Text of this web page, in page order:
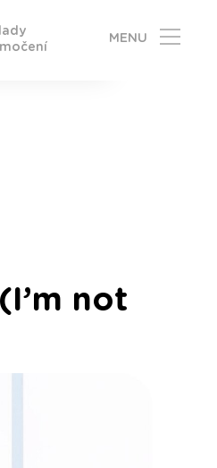
MENU
not